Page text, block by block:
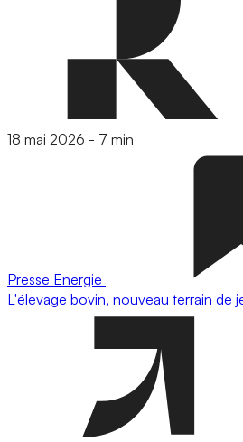
18 mai 2026 - 7 min
Presse Energie
L'élevage bovin, nouveau terrain de